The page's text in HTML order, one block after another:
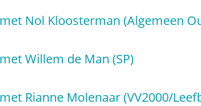
Nol Kloosterman (Algemeen
Willem de Man (SP)
Rianne Molenaar (VV2000/